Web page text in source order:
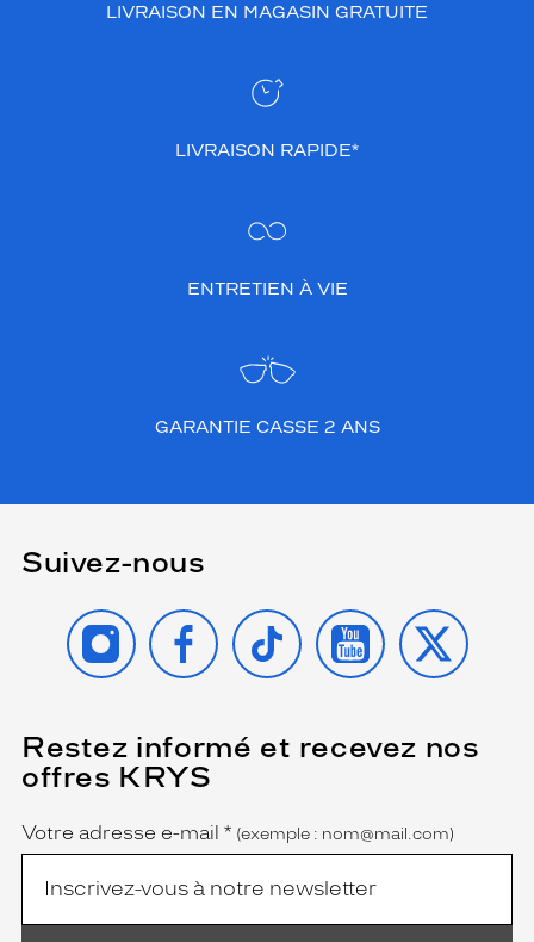
LIVRAISON EN MAGASIN GRATUITE
LIVRAISON RAPIDE*
ENTRETIEN À VIE
GARANTIE CASSE 2 ANS
Suivez-nous
INSTAGRAMFACEBOOK
TIKTOK YOUTUBE
X
Restez informé et recevez nos
offres KRYS
Name
Votre adresse e-mail *
(Ce
champ
est
obligatoire)
(exemple : nom@mail.com)